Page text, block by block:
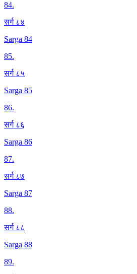
84.
सर्ग ८४
Sarga 84
85.
सर्ग ८५
Sarga 85
86.
सर्ग ८६
Sarga 86
87.
सर्ग ८७
Sarga 87
88.
सर्ग ८८
Sarga 88
89.